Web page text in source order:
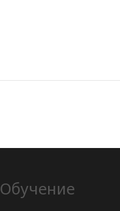
Обучение